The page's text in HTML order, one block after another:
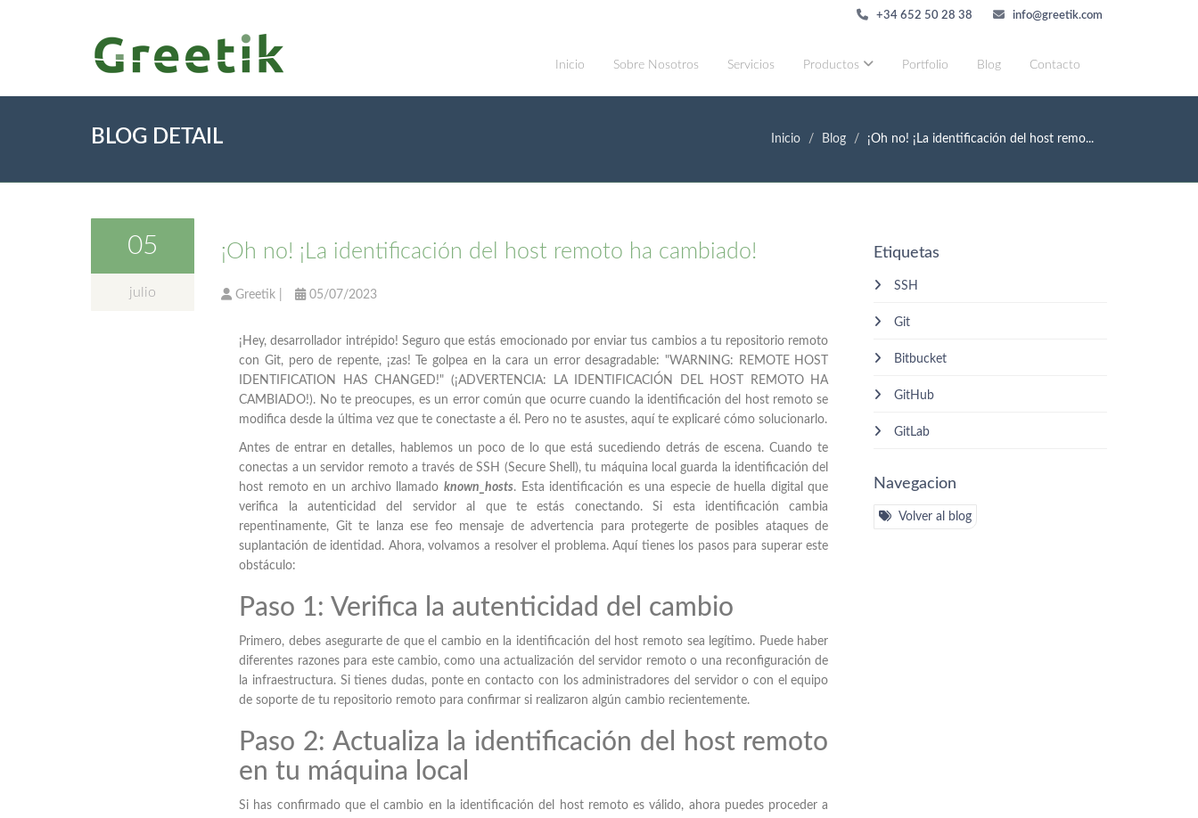
+34 652 50 28 38 info@greetik.com
Inicio Sobre Nosotros Servicios Productos Portfolio Blog Contacto
BLOG DETAIL Inicio Blog ¡Oh no! ¡La identificación del host remo...
05
julio
¡Oh no! ¡La identificación del host remoto ha cambiado!
Greetik 05/07/2023
¡Hey, desarrollador intrépido! Seguro que estás emocionado por enviar tus cambios a tu repositorio remoto
con Git, pero de repente, ¡zas! Te golpea en la cara un error desagradable: "WARNING: REMOTE HOST
IDENTIFICATION HAS CHANGED!" (¡ADVERTENCIA: LA IDENTIFICACIÓN DEL HOST REMOTO HA
CAMBIADO!). No te preocupes, es un error común que ocurre cuando la identificación del host remoto se
modifica desde la última vez que te conectaste a él. Pero no te asustes, aquí te explicaré cómo solucionarlo.
Antes de entrar en detalles, hablemos un poco de lo que está sucediendo detrás de escena. Cuando te
conectas a un servidor remoto a través de SSH (Secure Shell), tu máquina local guarda la identificación del
host remoto en un archivo llamado known_hosts. Esta identificación es una especie de huella digital que
verifica la autenticidad del servidor al que te estás conectando. Si esta identificación cambia
repentinamente, Git te lanza ese feo mensaje de advertencia para protegerte de posibles ataques de
suplantación de identidad. Ahora, volvamos a resolver el problema. Aquí tienes los pasos para superar este
obstáculo:
Paso 1: Verifica la autenticidad del cambio
Primero, debes asegurarte de que el cambio en la identificación del host remoto sea legítimo. Puede haber
diferentes razones para este cambio, como una actualización del servidor remoto o una reconfiguración de
la infraestructura. Si tienes dudas, ponte en contacto con los administradores del servidor o con el equipo
de soporte de tu repositorio remoto para confirmar si realizaron algún cambio recientemente.
Paso 2: Actualiza la identificación del host remoto
en tu máquina local
Si has confirmado que el cambio en la identificación del host remoto es válido, ahora puedes proceder a
Etiquetas
SSH
Git
Bitbucket
GitHub
GitLab
Navegacion
Volver al blog